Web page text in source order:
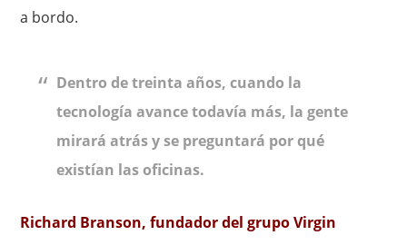
a bordo.
Dentro de treinta años, cuando la
tecnología avance todavía más, la gente
mirará atrás y se preguntará por qué
existían las oficinas.
Richard Branson, fundador del grupo Virgin